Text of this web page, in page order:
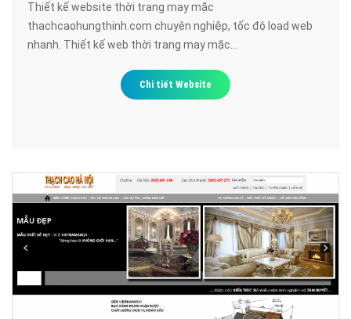
Thiết kế website thời trang may mặc
thachcaohungthinh.com chuyên nghiệp, tốc độ load web
nhanh. Thiết kế web thời trang may mặc
cao, uy tín, chất lượng. Chi tiết Website